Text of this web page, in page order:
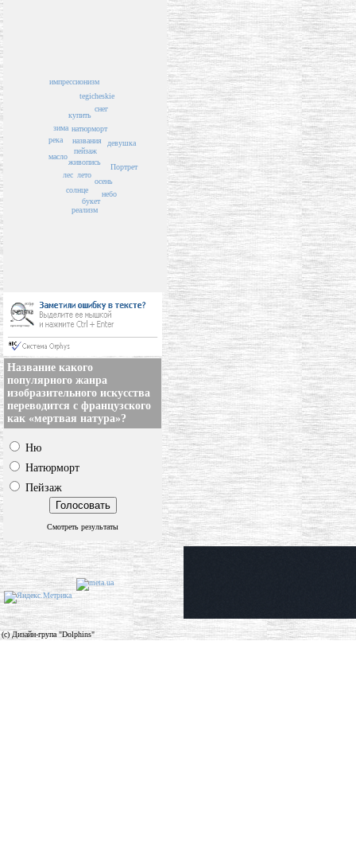
пейзаж
названия
живопись
лето
натюрморт
купить
солнце
лес
зима
осень
букет
масло
река
снег
tegicheskie
реализм
небо
импрессионизм
Портрет
девушка
Название какого
популярного жанра
изобразительного искусства
переводится с французского
как «мертвая натура»?
Ню
Натюрморт
Пейзаж
Смотреть результаты
(c) Дизайн-група "Dolphins"